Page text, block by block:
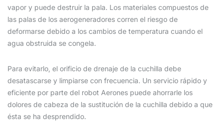
vapor y puede destruir la pala. Los materiales compuestos de
las palas de los aerogeneradores corren el riesgo de
deformarse debido a los cambios de temperatura cuando el
agua obstruida se congela.
Para evitarlo, el orificio de drenaje de la cuchilla debe
desatascarse y limpiarse con frecuencia. Un servicio rápido y
eficiente por parte del robot Aerones puede ahorrarle los
dolores de cabeza de la sustitución de la cuchilla debido a que
ésta se ha desprendido.